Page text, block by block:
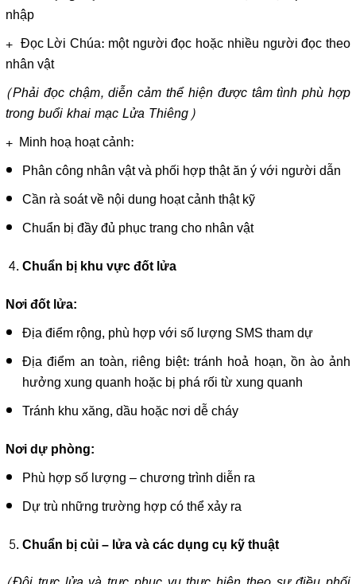
nhập
+ Đọc Lời Chúa: một người đọc hoặc nhiều người đọc theo
nhân vật
(Phải đọc chậm, diễn cảm thể hiện được tâm tình phù hợp
trong buổi khai mạc Lửa Thiêng)
+ Minh hoạ hoạt cảnh:
Phân công nhân vật và phối hợp thật ăn ý với người dẫn
Cần rà soát về nội dung hoạt cảnh thật kỹ
Chuẩn bị đầy đủ phục trang cho nhân vật
Chuẩn bị khu vực đốt lửa
Nơi đốt lửa:
Địa điểm rộng, phù hợp với số lượng SMS tham dự
Địa điểm an toàn, riêng biệt: tránh hoả hoạn, ồn ào ảnh
hưởng xung quanh hoặc bị phá rối từ xung quanh
Tránh khu xăng, dầu hoặc nơi dễ cháy
Nơi dự phòng:
Phù hợp số lượng – chương trình diễn ra
Dự trù những trường hợp có thể xảy ra
Chuẩn bị củi – lửa và các dụng cụ kỹ thuật